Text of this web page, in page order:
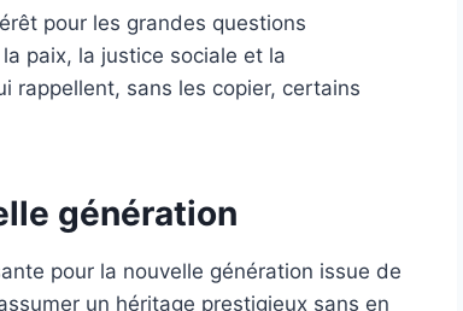
pour les grandes questions
paix, la justice sociale et la
rappellent, sans les copier, certains
génération
pour la nouvelle génération issue de
un héritage prestigieux sans en